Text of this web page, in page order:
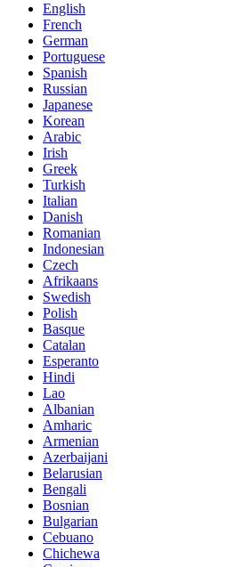
English
French
German
Portuguese
Spanish
Russian
Japanese
Korean
Arabic
Irish
Greek
Turkish
Italian
Danish
Romanian
Indonesian
Czech
Afrikaans
Swedish
Polish
Basque
Catalan
Esperanto
Hindi
Lao
Albanian
Amharic
Armenian
Azerbaijani
Belarusian
Bengali
Bosnian
Bulgarian
Cebuano
Chichewa